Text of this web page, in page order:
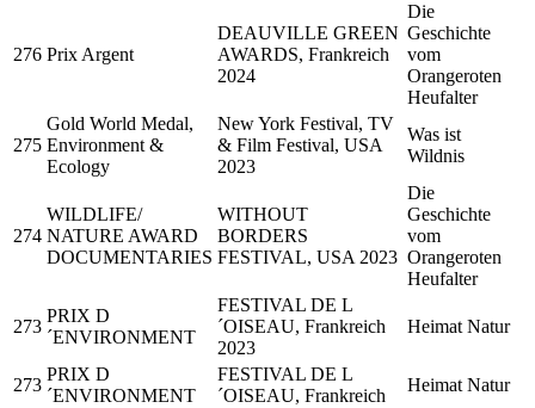
276 Prix Argent
DEAUVILLE GREEN
AWARDS, Frankreich
2024
Die
Geschichte
vom
Orangeroten
Heufalter
275
Gold World Medal,
Environment &
Ecology
New York Festival, TV
& Film Festival, USA
2023
Was ist
Wildnis
274
WILDLIFE/
NATURE AWARD
DOCUMENTARIES
WITHOUT
BORDERS
FESTIVAL, USA 2023
Die
Geschichte
vom
Orangeroten
Heufalter
273
PRIX D
´ENVIRONMENT
FESTIVAL DE L
´OISEAU, Frankreich
2023
Heimat Natur
273
PRIX D
´ENVIRONMENT
FESTIVAL DE L
´OISEAU, Frankreich
Heimat Natur